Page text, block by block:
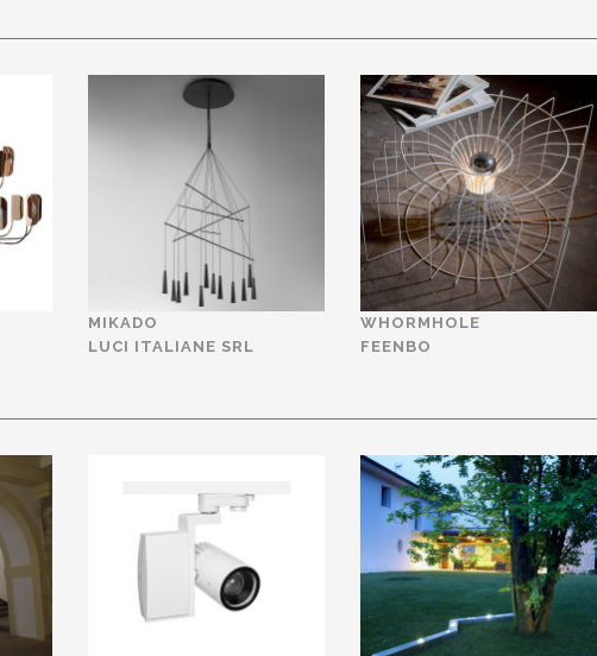
MIKADO
LUCI ITALIANE SRL
WHORMHOLE
FEENBO